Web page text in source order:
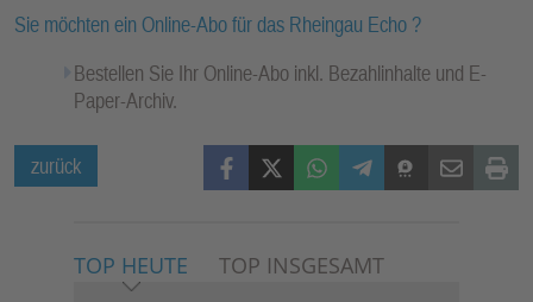
Sie möchten ein Online-Abo für das Rheingau Echo ?
Bestellen Sie Ihr Online-Abo inkl. Bezahlinhalte und E-
Paper-Archiv.
zurück FacebookX (Twitter)WhatsAppTelegramThreemaMail Print
TOP HEUTE TOP INSGESAMT